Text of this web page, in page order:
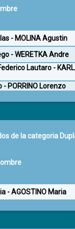
- MOLINA Agustin
- WERETKA Andre
Lautaro -
- PORRINO Lorenzo
de la categoria
- AGOSTINO Maria